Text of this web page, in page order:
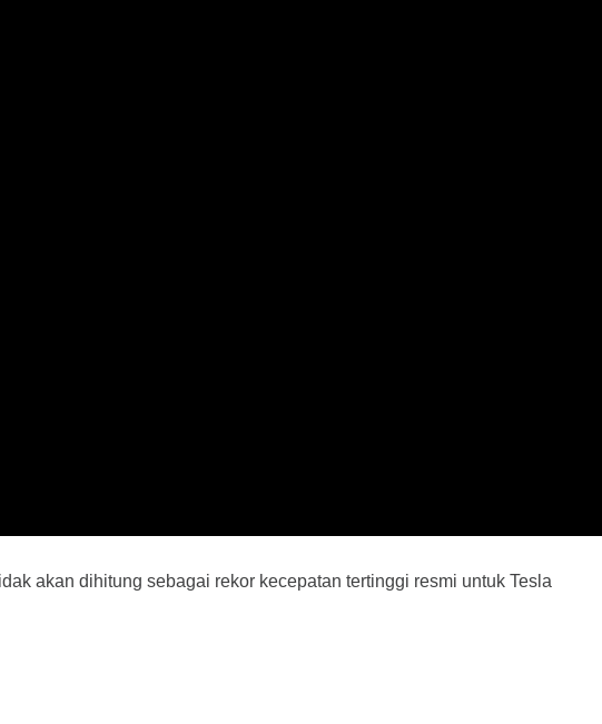
akan dihitung sebagai rekor kecepatan tertinggi resmi untuk Tesla